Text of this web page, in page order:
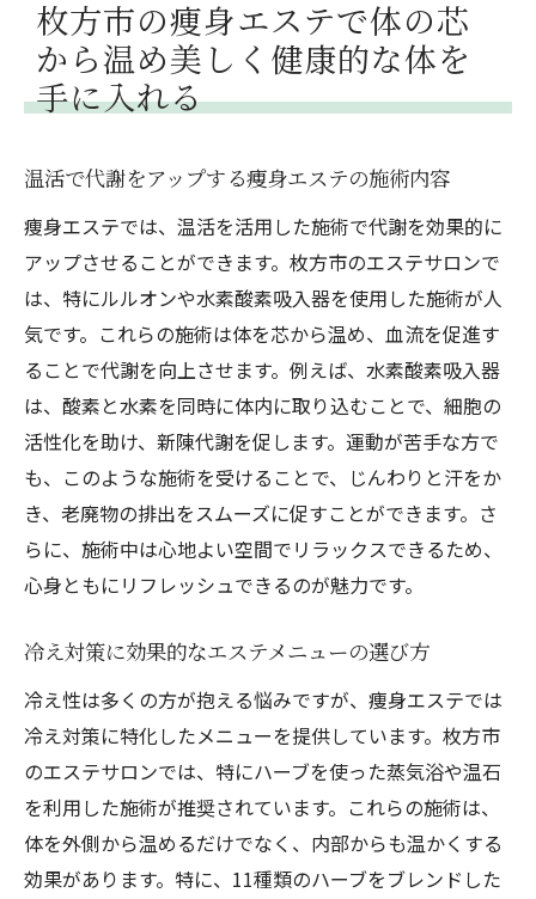
枚方市の痩身エステで体の芯
から温め美しく健康的な体を
手に入れる
温活で代謝をアップする痩身エステの施術内容
痩身エステでは、温活を活用した施術で代謝を効果的に
アップさせることができます。枚方市のエステサロンで
は、特にルルオンや水素酸素吸入器を使用した施術が人
気です。これらの施術は体を芯から温め、血流を促進す
ることで代謝を向上させます。例えば、水素酸素吸入器
は、酸素と水素を同時に体内に取り込むことで、細胞の
活性化を助け、新陳代謝を促します。運動が苦手な方で
も、このような施術を受けることで、じんわりと汗をか
き、老廃物の排出をスムーズに促すことができます。さ
らに、施術中は心地よい空間でリラックスできるため、
心身ともにリフレッシュできるのが魅力です。
冷え対策に効果的なエステメニューの選び方
冷え性は多くの方が抱える悩みですが、痩身エステでは
冷え対策に特化したメニューを提供しています。枚方市
のエステサロンでは、特にハーブを使った蒸気浴や温石
を利用した施術が推奨されています。これらの施術は、
体を外側から温めるだけでなく、内部からも温かくする
効果があります。特に、11種類のハーブをブレンドした